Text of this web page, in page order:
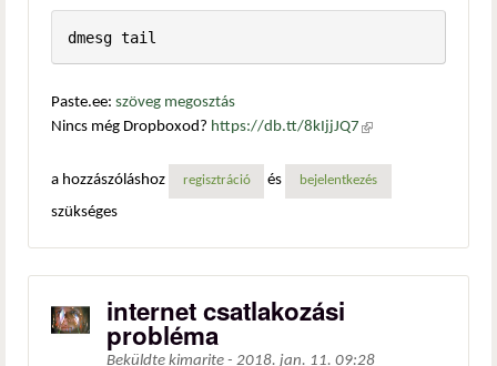
Paste.ee: szöveg megosztás
Nincs még Dropboxod? https://db.tt/8kIjjJQ7 (külső
a hozzászóláshoz
regisztráció és bejelentkezés
szükséges
internet csatlakozási
probléma
Beküldte kimarite - 2018. jan. 11. 09:28